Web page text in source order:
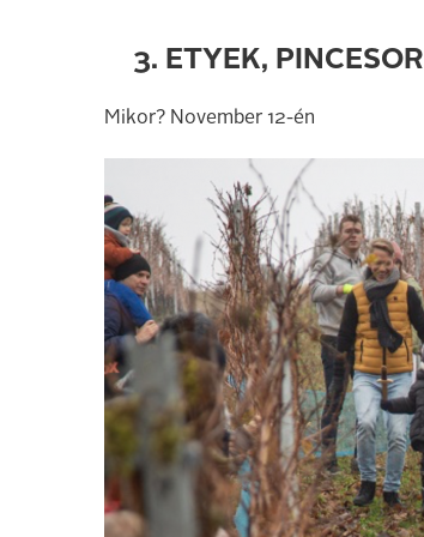
3. ETYEK, PINCESOR
Mikor? November 12-én